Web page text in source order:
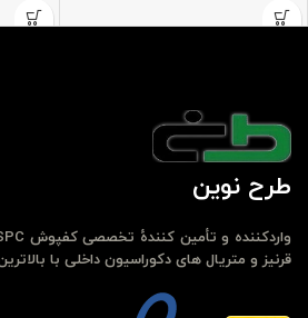
طرح نوین
قرنیز و متریال های دکوراسیون داخلی با